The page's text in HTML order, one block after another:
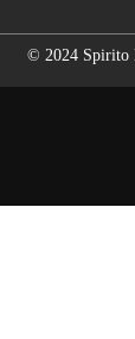
© 2024 Spirito